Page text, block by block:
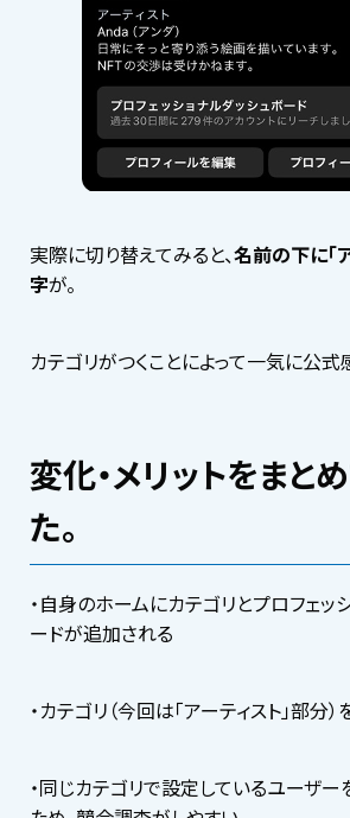
実際に切り替えてみると、名前の下に「
字が。
カテゴリがつくことによって一気に公式
変化・メリットをまと
た。
・自身のホームにカテゴリとプロフェッ
ードが追加される
・カテゴリ（今回は「アーティスト」部分
・同じカテゴリで設定しているユーザー